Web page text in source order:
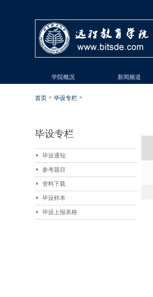
学院概况
新闻频道
首页 毕设专栏
毕设专栏
毕设通知
参考题目
资料下载
毕设样本
毕设上报表格